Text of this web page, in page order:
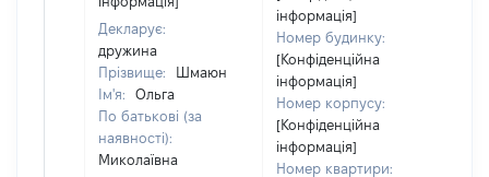
Декларує:
дружина
Прізвище:
Шмаюн
Ім'я:
Ольга
По батькові (за
наявності):
Миколаївна
інформація]
Номер будинку:
[Конфіденційна
інформація]
Номер корпусу:
[Конфіденційна
інформація]
Номер квартири: